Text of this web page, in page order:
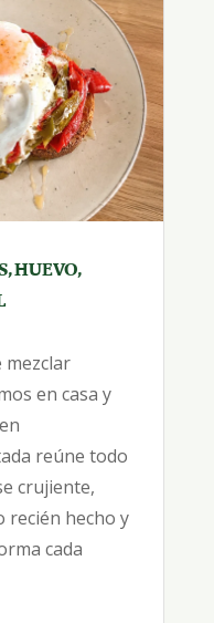
HUEVO,
mezclar
en casa y
reúne todo
crujiente,
recién hecho y
cada